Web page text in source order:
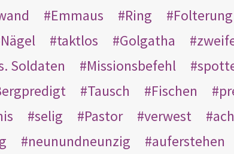
Emmaus Ring Folterung
Nägel taktlos Golgatha
Soldaten Missionsbefehl
Tausch Fischen
selig Pastor verwest
neunundneunzig auferstehen